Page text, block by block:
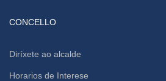
CONCELLO
Diríxete ao alcalde
Horarios de Interese